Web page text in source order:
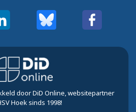
door DiD Online, websitepartner
Hoek sinds 1998!